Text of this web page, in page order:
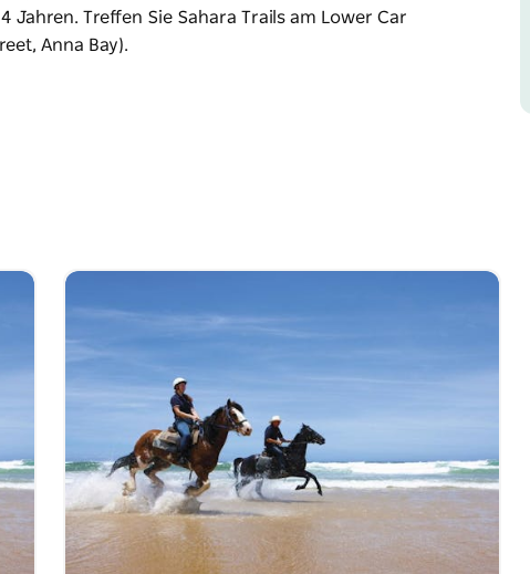
Jahren. Treffen Sie Sahara Trails am Lower Car
Anna Bay).
Sanddünen im Hintergrund, was für